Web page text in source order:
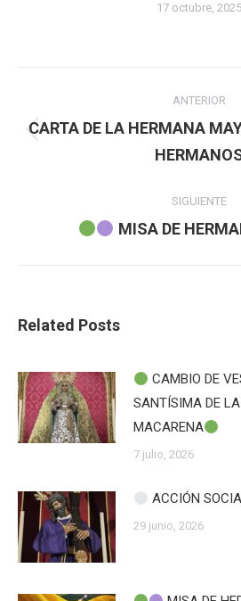
17 octubre, 2025
entre
ANTERIOR
CARTA DE LA HERMANA
SIGUIENTE
MISA DE
Related Posts
CAMBIO DE
SANTÍSIMA DE
MACARENA
7 julio, 2026
ACCIÓN
29 junio, 2026